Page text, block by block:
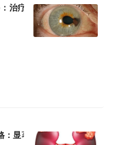
治疗葡萄膜黑色素瘤(UM)
：显著降低复发/死亡风险!